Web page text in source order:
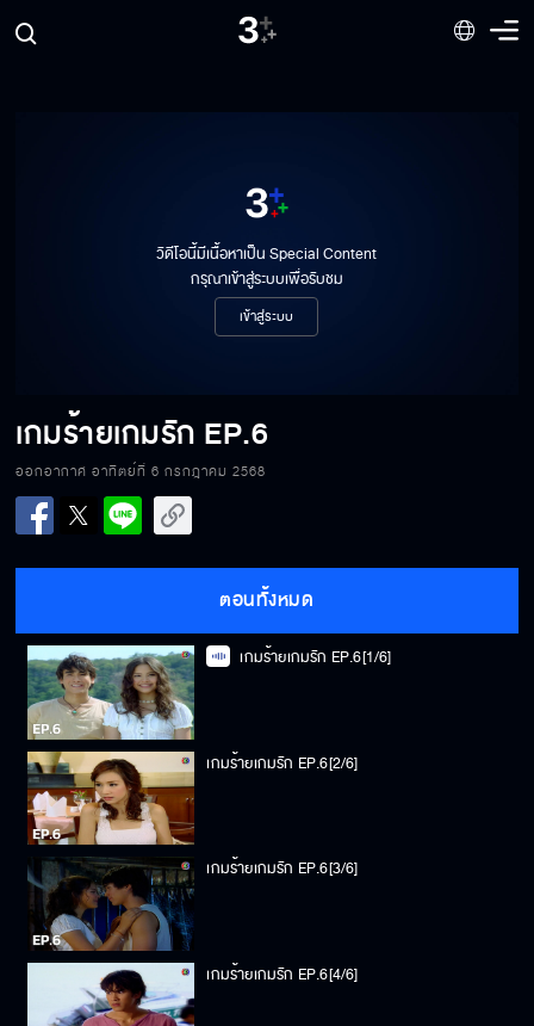
วิดีโอนี้มีเนื้อหาเป็น Special Content
กรุณาเข้าสู่ระบบเพื่อรับชม
เข้าสู่ระบบ
เกมร้ายเกมรัก EP.6
ออกอากาศ อาทิตย์ที่ 6 กรกฎาคม 2568
ตอนทั้งหมด
เกมร้ายเกมรัก EP.6[1/6]
เกมร้ายเกมรัก EP.6[2/6]
เกมร้ายเกมรัก EP.6[3/6]
เกมร้ายเกมรัก EP.6[4/6]